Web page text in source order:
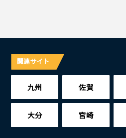
関連サイト
九州 佐賀
大分 宮崎